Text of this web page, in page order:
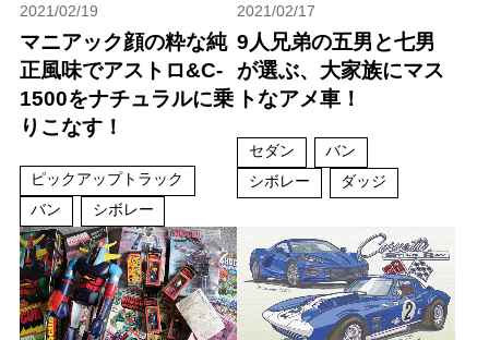
2021/02/19
マニアック顔の粋な純
正風味でアストロ&C-
1500をナチュラルに乗
りこなす！
ピックアップトラック
バン
シボレー
2021/02/17
9人兄弟の五男と七男
が選ぶ、大家族にマス
トなアメ車！
セダン
バン
シボレー
ダッジ